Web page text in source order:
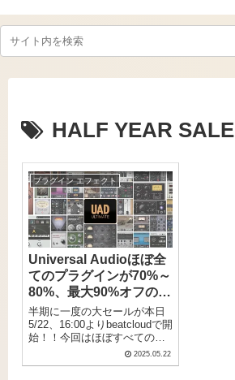
HALF YEAR SALE
プラグイン エフェクト
Universal Audioほぼ全
てのプラグインが70%～
80%、最大90%オフの
HALF YEAR SALEが
beatcloudで開催！
半期に一度の大セールが本日
5/22、16:00よりbeatcloudで開
始！！今回はほぼすべての製
品が対象で、単体プラグイン
はどれも70%～80%、最大
2025.05.22